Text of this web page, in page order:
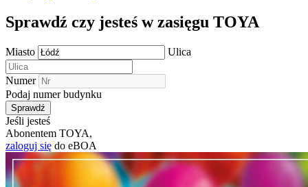
Sprawdź czy jesteś w zasięgu TOYA
Miasto Ulica
Numer
Podaj numer budynku
Jeśli jesteś
Abonentem TOYA,
zaloguj się do eBOA